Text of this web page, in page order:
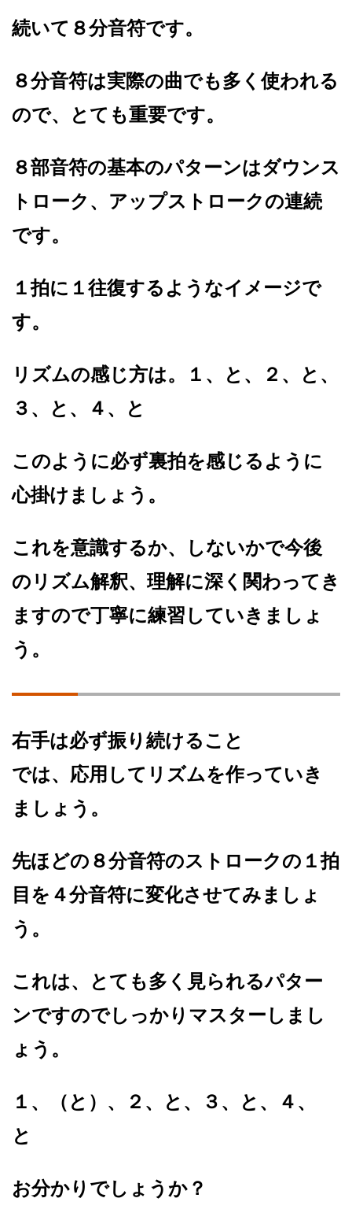
続いて８分音符です。
８分音符は実際の曲でも多く使われる
ので、とても重要です。
８部音符の基本のパターンはダウンス
トローク、アップストロークの連続
です。
１拍に１往復するようなイメージで
す。
リズムの感じ方は。１、と、２、と、
３、と、４、と
このように必ず裏拍を感じるように
心掛けましょう。
これを意識するか、しないかで今後
のリズム解釈、理解に深く関わってき
ますので丁寧に練習していきましょ
う。
右手は必ず振り続けること
では、応用してリズムを作っていき
ましょう。
先ほどの８分音符のストロークの１拍
目を４分音符に変化させてみましょ
う。
これは、とても多く見られるパター
ンですのでしっかりマスターしまし
ょう。
１、（と）、２、と、３、と、４、
と
お分かりでしょうか？